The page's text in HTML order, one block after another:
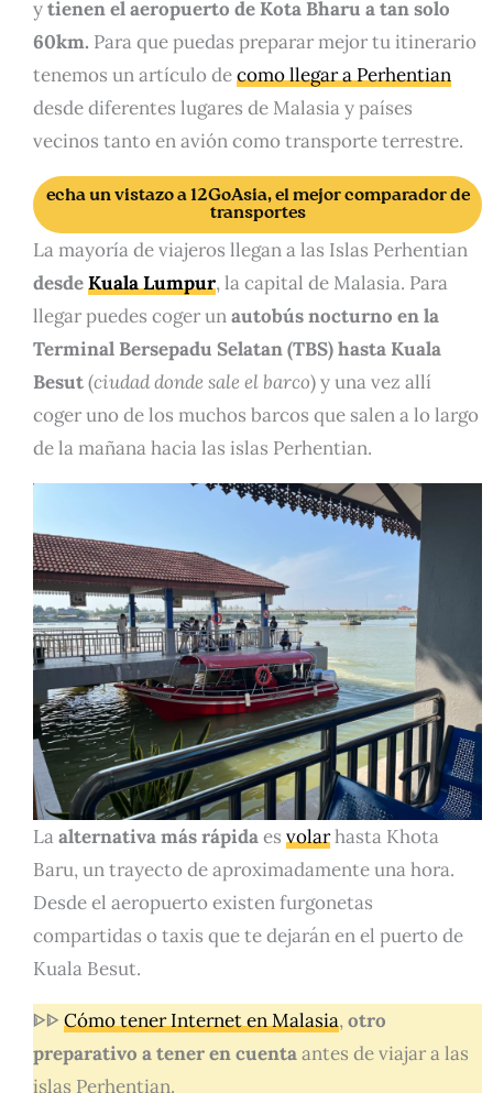
ytienen el aeropuerto de Kota Bharu a tan solo
60km. Para que puedas preparar mejor tu itinerario
tenemos un artículo decomo llegar a Perhentian
desde diferentes lugares de Malasia y países
vecinos tanto en avión como transporte terrestre.
echa un vistazo a 12GoAsia, el mejor comparador de
transportes
La mayoría de viajeros llegan a las Islas Perhentian
desdeKuala Lumpur, la capital de Malasia. Para
llegar puedes coger unautobús nocturno en la
Terminal Bersepadu Selatan (TBS) hasta Kuala
Besut(ciudad donde sale el barco) y una vez allí
coger uno de los muchos barcos que salen a lo largo
de la mañana hacia las islas Perhentian.
Laalternativa más rápidaes volarhasta Khota
Baru, un trayecto de aproximadamente una hora.
Desde el aeropuerto existen furgonetas
compartidas o taxis que te dejarán en el puerto de
Kuala Besut.
ᐈᐈ Cómo tener Internet en Malasia,otro
preparativo a tener en cuentaantes de viajar a las
islas Perhentian.